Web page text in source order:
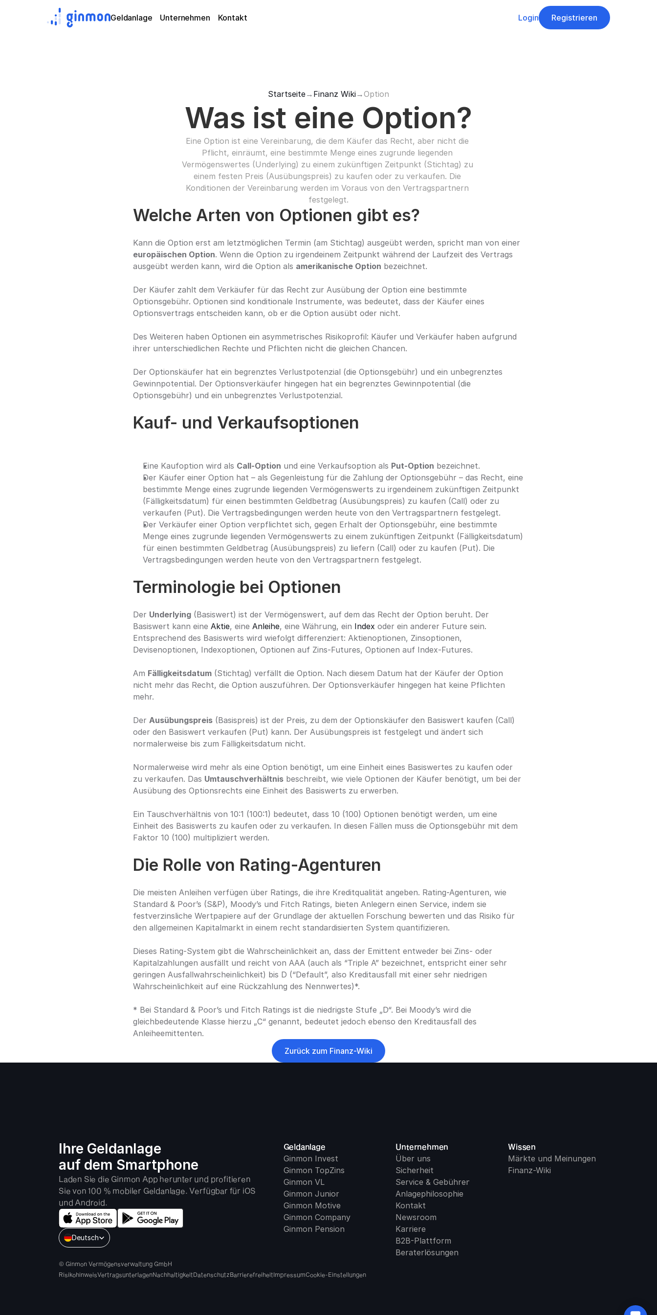
Geldanlage Unternehmen Kontakt Login Registrieren
Startseite→ Finanz Wiki→Option
Was ist eine Option?
Eine Option ist eine Vereinbarung, die dem Käufer das Recht, aber nicht die
Pflicht, einräumt, eine bestimmte Menge eines zugrunde liegenden
Vermögenswertes (Underlying) zu einem zukünftigen Zeitpunkt (Stichtag) zu
einem festen Preis (Ausübungspreis) zu kaufen oder zu verkaufen. Die
Konditionen der Vereinbarung werden im Voraus von den Vertragspartnern
festgelegt.
Welche Arten von Optionen gibt es?
europäischen Option. Wenn die Option zu irgendeinem Zeitpunkt während der Laufzeit des Vertrags
ausgeübt werden kann, wird die Option als amerikanische Option bezeichnet.
Der Käufer zahlt dem Verkäufer für das Recht zur Ausübung der Option eine bestimmte
Optionsgebühr. Optionen sind konditionale Instrumente, was bedeutet, dass der Käufer eines
Optionsvertrags entscheiden kann, ob er die Option ausübt oder nicht.
Des Weiteren haben Optionen ein asymmetrisches Risikoprofil: Käufer und Verkäufer haben aufgrund
ihrer unterschiedlichen Rechte und Pflichten nicht die gleichen Chancen.
Der Optionskäufer hat ein begrenztes Verlustpotenzial (die Optionsgebühr) und ein unbegrenztes
Gewinnpotential. Der Optionsverkäufer hingegen hat ein begrenztes Gewinnpotential (die
Optionsgebühr) und ein unbegrenztes Verlustpotenzial.
Kauf- und Verkaufsoptionen
Eine Kaufoption wird als Call-Option und eine Verkaufsoption als Put-Option bezeichnet.
Der Käufer einer Option hat – als Gegenleistung für die Zahlung der Optionsgebühr – das Recht, eine
bestimmte Menge eines zugrunde liegenden Vermögenswerts zu irgendeinem zukünftigen Zeitpunkt
(Fälligkeitsdatum) für einen bestimmten Geldbetrag (Ausübungspreis) zu kaufen (Call) oder zu
verkaufen (Put). Die Vertragsbedingungen werden heute von den Vertragspartnern festgelegt.
Der Verkäufer einer Option verpflichtet sich, gegen Erhalt der Optionsgebühr, eine bestimmte
Menge eines zugrunde liegenden Vermögenswerts zu einem zukünftigen Zeitpunkt (Fälligkeitsdatum)
für einen bestimmten Geldbetrag (Ausübungspreis) zu liefern (Call) oder zu kaufen (Put). Die
Vertragsbedingungen werden heute von den Vertragspartnern festgelegt.
Terminologie bei Optionen
Der Underlying (Basiswert) ist der Vermögenswert, auf dem das Recht der Option beruht. Der
Basiswert kann eine Aktie, eine Anleihe, eine Währung, ein Index oder ein anderer Future sein.
Entsprechend des Basiswerts wird wiefolgt differenziert: Aktienoptionen, Zinsoptionen,
Devisenoptionen, Indexoptionen, Optionen auf Zins-Futures, Optionen auf Index-Futures.
Am Fälligkeitsdatum (Stichtag) verfällt die Option. Nach diesem Datum hat der Käufer der Option
nicht mehr das Recht, die Option auszuführen. Der Optionsverkäufer hingegen hat keine Pflichten
mehr.
Der Ausübungspreis (Basispreis) ist der Preis, zu dem der Optionskäufer den Basiswert kaufen (Call)
oder den Basiswert verkaufen (Put) kann. Der Ausübungspreis ist festgelegt und ändert sich
normalerweise bis zum Fälligkeitsdatum nicht.
Normalerweise wird mehr als eine Option benötigt, um eine Einheit eines Basiswertes zu kaufen oder
zu verkaufen. Das Umtauschverhältnis beschreibt, wie viele Optionen der Käufer benötigt, um bei der
Ausübung des Optionsrechts eine Einheit des Basiswerts zu erwerben.
Ein Tauschverhältnis von 10:1 (100:1) bedeutet, dass 10 (100) Optionen benötigt werden, um eine
Einheit des Basiswerts zu kaufen oder zu verkaufen. In diesen Fällen muss die Optionsgebühr mit dem
Faktor 10 (100) multipliziert werden.
Die Rolle von Rating-Agenturen
Die meisten Anleihen verfügen über Ratings, die ihre Kreditqualität angeben. Rating-Agenturen, wie
Standard & Poor’s (S&P), Moody’s und Fitch Ratings, bieten Anlegern einen Service, indem sie
festverzinsliche Wertpapiere auf der Grundlage der aktuellen Forschung bewerten und das Risiko für
den allgemeinen Kapitalmarkt in einem recht standardisierten System quantifizieren.
Dieses Rating-System gibt die Wahrscheinlichkeit an, dass der Emittent entweder bei Zins- oder
Kapitalzahlungen ausfällt und reicht von AAA (auch als “Triple A” bezeichnet, entspricht einer sehr
geringen Ausfallwahrscheinlichkeit) bis D (“Default”, also Kreditausfall mit einer sehr niedrigen
Wahrscheinlichkeit auf eine Rückzahlung des Nennwertes)*.
* Bei Standard & Poor’s und Fitch Ratings ist die niedrigste Stufe „D“. Bei Moody’s wird die
gleichbedeutende Klasse hierzu „C“ genannt, bedeutet jedoch ebenso den Kreditausfall des
Anleiheemittenten.
Zurück zum Finanz-Wiki
Ihre Geldanlage
auf dem Smartphone
Laden Sie die Ginmon App herunter und profitieren
Sie von 100 % mobiler Geldanlage. Verfügbar für iOS
und Android.
Select Language
Deutsch
Geldanlage
Ginmon Invest
Ginmon TopZins
Ginmon VL
Ginmon Junior
Ginmon Motive
Ginmon Company
Ginmon Pension
Unternehmen
Über uns
Sicherheit
Service & Gebühren
Anlagephilosophie
Kontakt
Newsroom
Karriere
B2B-Plattform
Beraterlösungen
Wissen
Märkte und Meinungen
Finanz-Wiki
© Ginmon Vermögensverwaltung GmbH
RisikohinweisVertragsunterlagenNachhaltigkeitDatenschutzBarrierefreiheitImpressumCookie-Einstellungen